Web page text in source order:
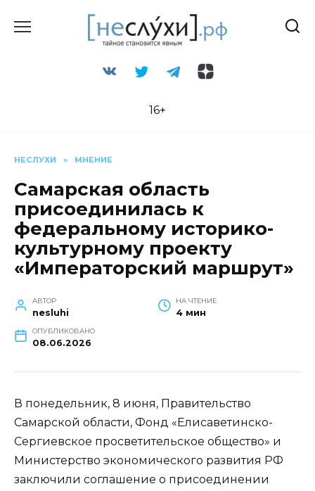
16+
НЕСЛУХИ » МНЕНИЕ
Самарская область
присоединилась к
федеральному историко-
культурному проекту
«Императорский маршрут»
АВТОР
nesluhi
НА ЧТЕНИЕ
4 мин
ОПУБЛИКОВАНО
08.06.2026
В понедельник, 8 июня, Правительство
Самарской области, Фонд «Елисаветинско-
Сергиевское просветительское общество» и
Министерство экономического развития РФ
заключили соглашение о присоединении